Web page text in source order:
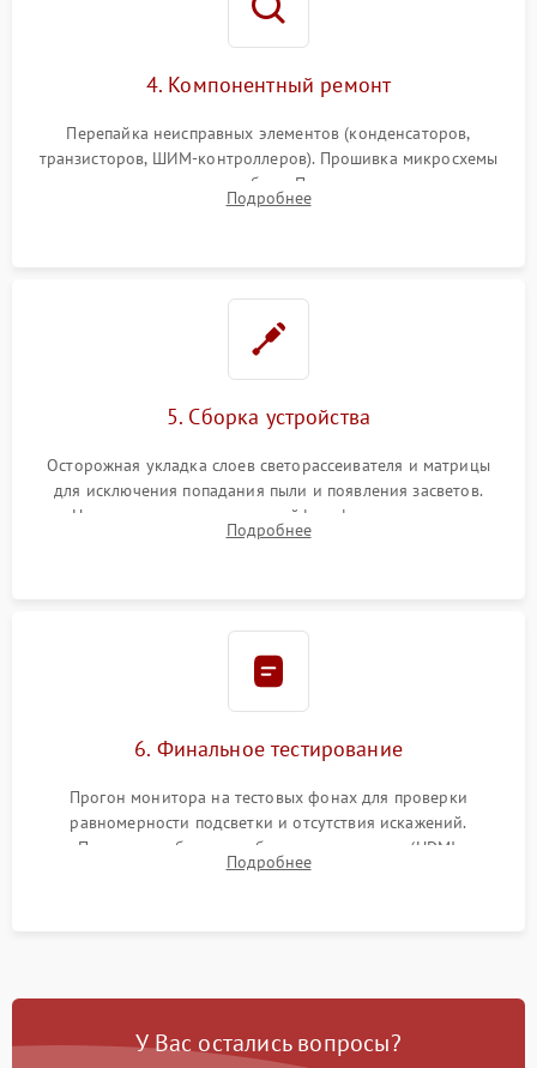
4. Компонентный ремонт
Перепайка неисправных элементов (конденсаторов,
транзисторов, ШИМ-контроллеров). Прошивка микросхемы
памяти при программных сбоях. При поломке подсветки —
разборка матрицы и замена выгоревших светодиодов.
Подробнее
5. Сборка устройства
Осторожная укладка слоев светорассеивателя и матрицы
для исключения попадания пыли и появления засветов.
Надежное подключение шлейфов, фиксация плат и
аккуратное защелкивание пластикового корпуса монитора.
Подробнее
6. Финальное тестирование
Прогон монитора на тестовых фонах для проверки
равномерности подсветки и отсутствия искажений.
Проверка работоспособности всех портов (HDMI,
DisplayPort, VGA) и кнопок управления под нагрузкой в
Подробнее
У Вас остались вопросы?